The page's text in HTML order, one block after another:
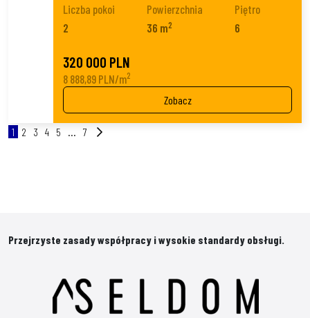
Liczba pokoi
2
Powierzchnia
36 m2
Piętro
6
320 000 PLN
8 888,89 PLN/m2
Zobacz
1 2 3 4 5 7
Przejrzyste zasady współpracy i wysokie standardy obsługi.